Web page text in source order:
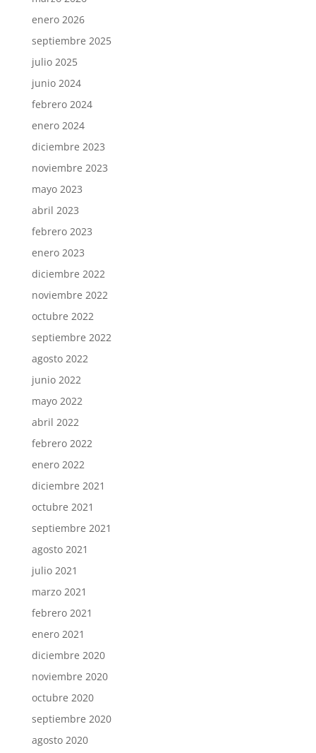
enero 2026
septiembre 2025
julio 2025
junio 2024
febrero 2024
enero 2024
diciembre 2023
noviembre 2023
mayo 2023
abril 2023
febrero 2023
enero 2023
diciembre 2022
noviembre 2022
octubre 2022
septiembre 2022
agosto 2022
junio 2022
mayo 2022
abril 2022
febrero 2022
enero 2022
diciembre 2021
octubre 2021
septiembre 2021
agosto 2021
julio 2021
marzo 2021
febrero 2021
enero 2021
diciembre 2020
noviembre 2020
octubre 2020
septiembre 2020
agosto 2020